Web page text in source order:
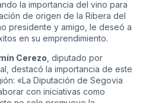
la importancia del vino para
de origen de la Ribera del
presidente y amigo, le deseó a
en su emprendimiento.
Cerezo , diputado por
destacó la importancia de este
«La Diputación de Segovia
con iniciativas como